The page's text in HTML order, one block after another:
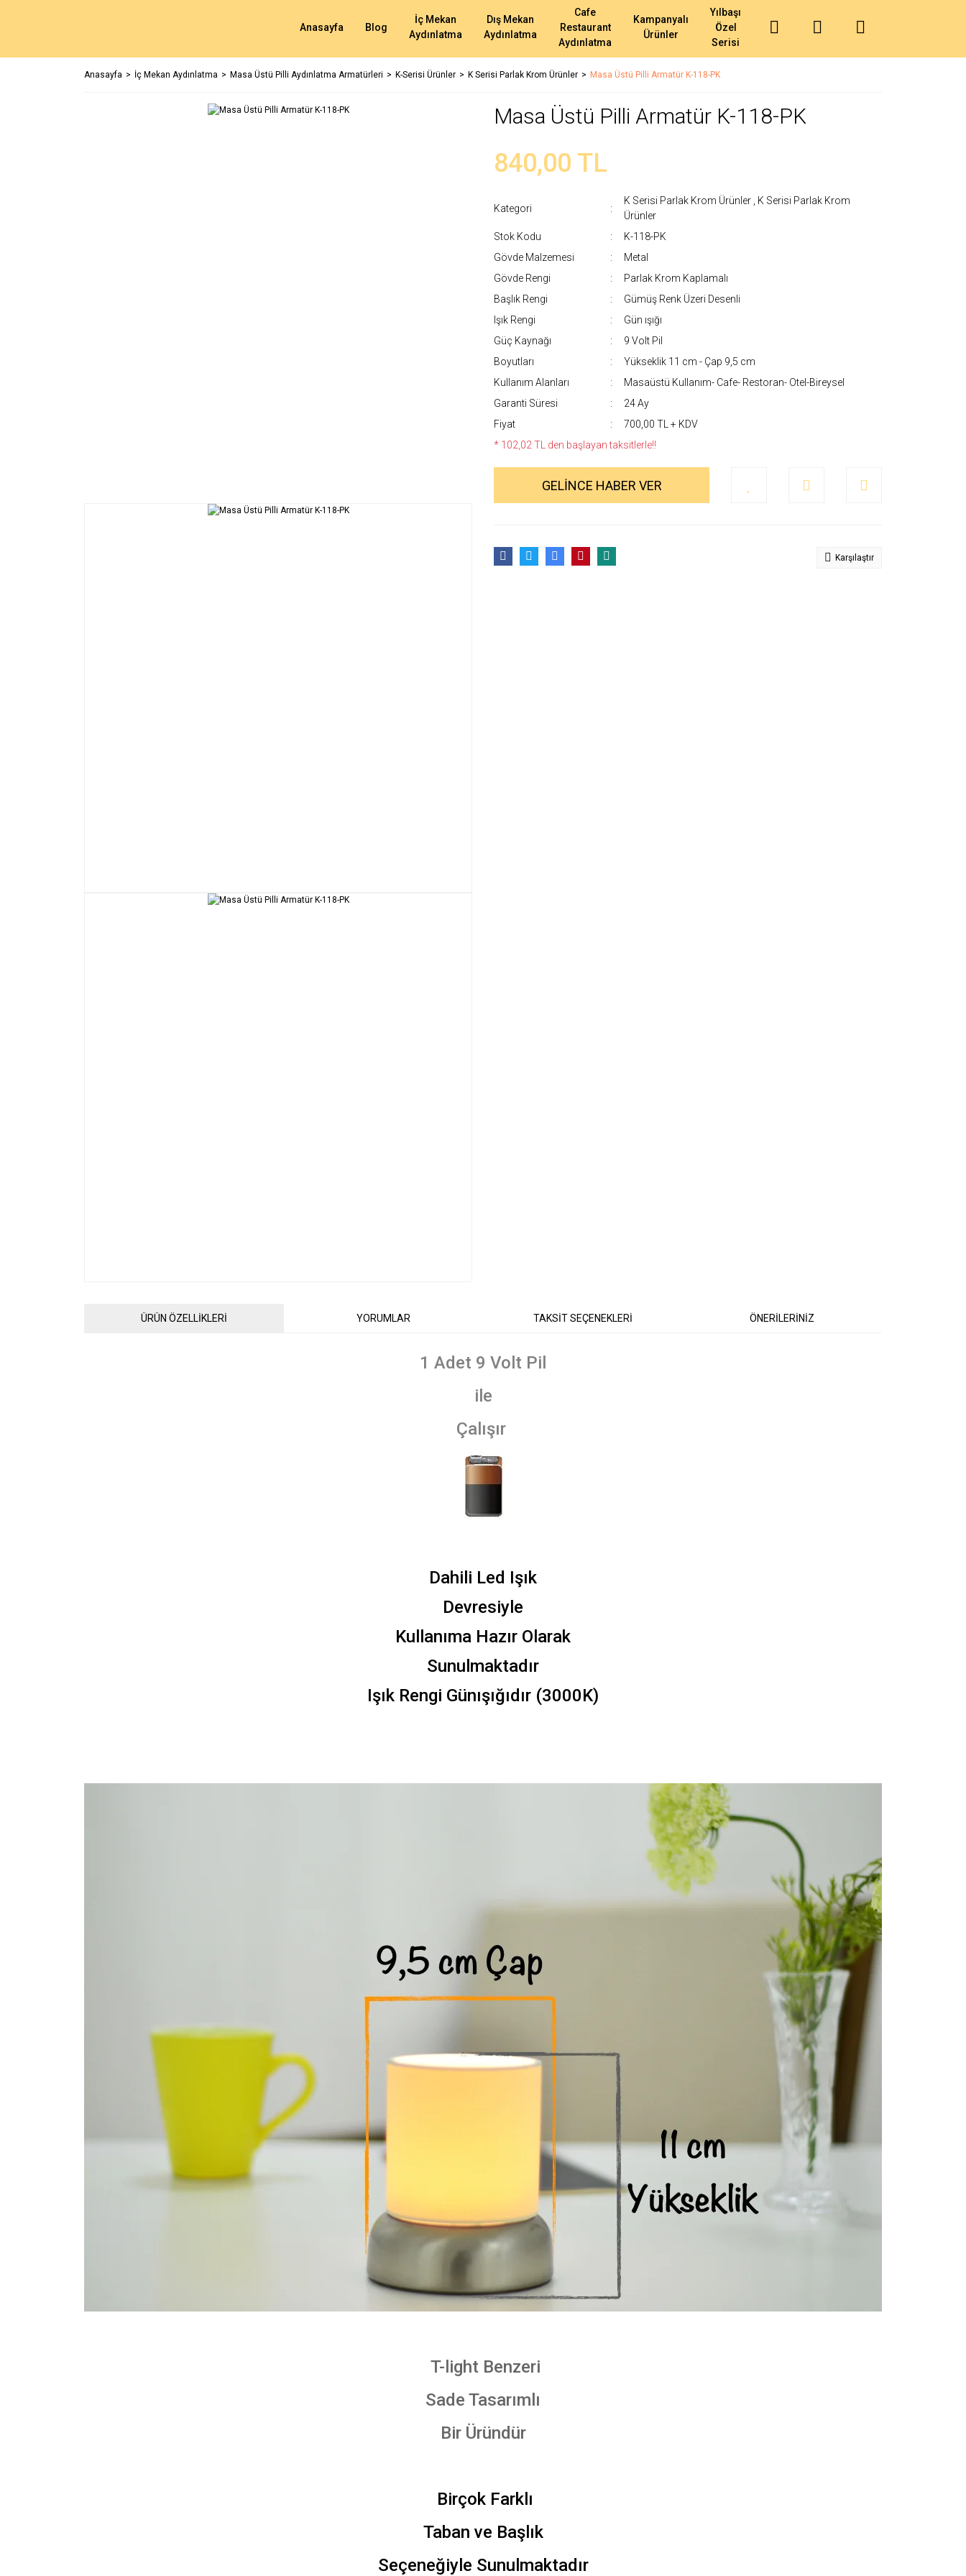
Anasayfa Blog
İç Mekan
Aydınlatma
Dış Mekan
Aydınlatma
Cafe
Restaurant
Aydınlatma
Kampanyalı
Ürünler
Yılbaşı
Özel
Serisi
Anasayfa İç Mekan Aydınlatma Masa Üstü Pilli Aydınlatma Armatürleri K-Serisi Ürünler K Serisi Parlak Krom Ürünler Masa Üstü Pilli Armatür K-118-PK
Masa Üstü Pilli Armatür K-118-PK
840,00 TL
Kategori
K Serisi Parlak Krom Ürünler
K Serisi Parlak Krom
Ürünler
Stok Kodu
K-118-PK
Gövde Malzemesi
Metal
Gövde Rengi
Parlak Krom Kaplamalı
Başlık Rengi
Gümüş Renk Üzeri Desenli
Işık Rengi
Gün ışığı
Güç Kaynağı
9 Volt Pil
Boyutları
Yükseklik 11 cm - Çap 9,5 cm
Kullanım Alanları
Masaüstü Kullanım- Cafe- Restoran- Otel-Bireysel
Garanti Süresi
24 Ay
Fiyat
700,00 TL + KDV
* 102,02 TL den başlayan taksitlerle!!
GELİNCE HABER VER
Karşılaştır
ÜRÜN ÖZELLİKLERİ YORUMLAR TAKSİT SEÇENEKLERİ ÖNERİLERİNİZ
1 Adet 9 Volt Pil
ile
Çalışır
Dahili Led Işık
Devresiyle
Kullanıma Hazır Olarak
Sunulmaktadır
Işık Rengi Günışığıdır (3000K)
T-light Benzeri
Sade Tasarımlı
Bir Üründür
Birçok Farklı
Taban ve Başlık
Seçeneğiyle Sunulmaktadır